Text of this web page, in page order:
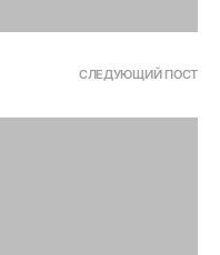
СЛЕДУЮЩИЙ ПОСТ